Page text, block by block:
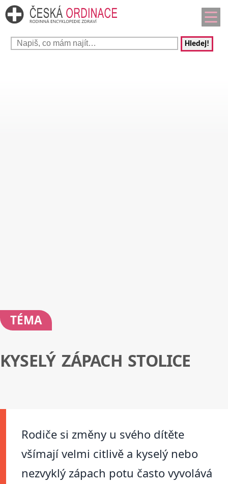
Hledej!
TÉMA
KYSELÝ ZÁPACH STOLICE
Rodiče si změny u svého dítěte
všímají velmi citlivě a kyselý nebo
nezvyklý zápach potu často vyvolává